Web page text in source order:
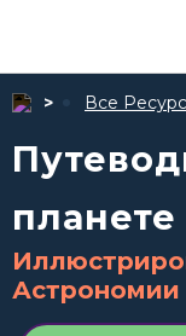
Все
Астрономии